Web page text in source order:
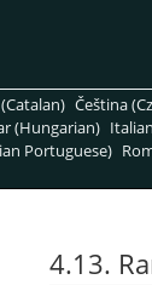
Čeština
(Hungarian)
Portuguese)
4.13.